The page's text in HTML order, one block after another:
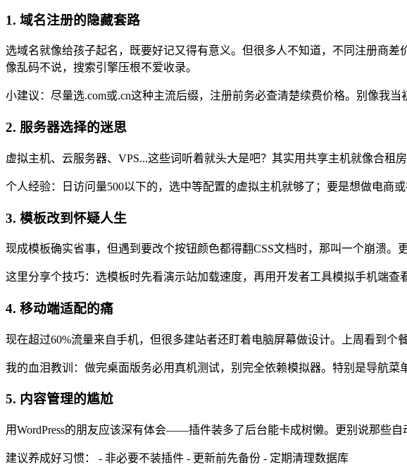
1. 域名注册的隐藏套路
选域名就像给孩子起名，既要好记又得有意义。但很多人不知道，不同注册商
像乱码不说，搜索引擎压根不爱收录。
小建议：尽量选.com或.cn这种主流后缀，注册前务必查清楚续费价格。别像我当
2. 服务器选择的迷思
虚拟主机、云服务器、VPS...这些词听着就头大是吧？其实用共享主机就像合租
个人经验：日访问量500以下的，选中等配置的虚拟主机就够了；要是想做电商
3. 模板改到怀疑人生
现成模板确实省事，但遇到要改个按钮颜色都得翻CSS文档时，那叫一个崩溃。
这里分享个技巧：选模板时先看演示站加载速度，再用开发者工具模拟手机端查
4. 移动端适配的痛
现在超过60%流量来自手机，但很多建站者还盯着电脑屏幕做设计。上周看到个
我的血泪教训：做完桌面版务必用真机测试，别完全依赖模拟器。特别是导航菜
5. 内容管理的尴尬
用WordPress的朋友应该深有体会——插件装多了后台能卡成树懒。更别说那些
建议养成好习惯： - 非必要不装插件 - 更新前先备份 - 定期清理数据库